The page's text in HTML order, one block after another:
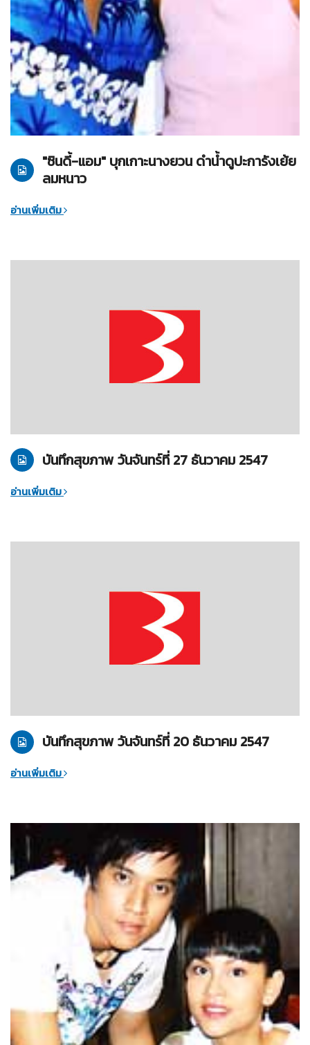
25-12-2547 บันทึกสุขภาพ
"ซินดี้-แอม" บุกเกาะนางยวน ดำน้ำดูปะการังเย้ย
ลมหนาว
อ่านเพิ่มเติม
บันทึกสุขภาพ วันจันทร์ที่ 27 ธันวาคม 2547
อ่านเพิ่มเติม
บันทึกสุขภาพ วันจันทร์ที่ 20 ธันวาคม 2547
อ่านเพิ่มเติม